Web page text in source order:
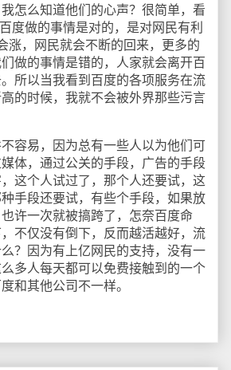
么知道他们的心声？很简单，看
度做的事情是对的，是对网民有利
涨，网民就会不断的回来，更多的
做的事情是错的，人家就会离开百
所以当我看到百度的各项服务在流
的时候，我就不会被外界那些污言
易，因为总有一些人以为他们可
体，通过公关的手段，广告的手段
这个人试过了，那个人还要试，这
手段还要试，有些个手段，如果放
许一次就被搞跨了，怎奈百度命
不仅没有倒下，反而越活越好，流
？因为有上亿网民的支持，没有一
多人每天都可以免费接触到的一个
和其他公司不一样。